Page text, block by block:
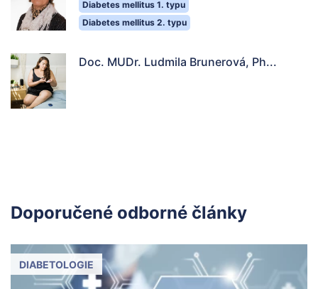
Diabetes mellitus 1. typu
Diabetes mellitus 2. typu
Doc. MUDr. Ludmila Brunerová, Ph...
Doporučené odborné články
DIABETOLOGIE